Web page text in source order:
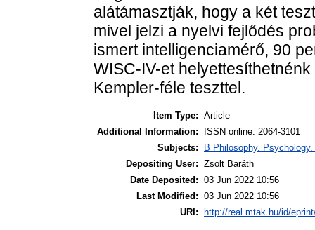
alátámasztják, hogy a két
mivel jelzi a nyelvi fejlődés
ismert intelligenciamérő, 90
WISC-IV-et
Kempler-féle teszttel.
Item Type: Article
Additional Information:
ISSN online: 2064-3101
Subjects:
B Philosophy.
Depositing User: Zsolt Baráth
Date Deposited: 03 Jun 2022 10:56
Last Modified: 03 Jun 2022 10:56
URI:
http://real.mtak.hu/id/